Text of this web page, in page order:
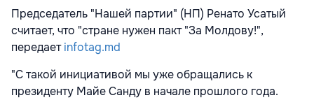
Председатель "Нашей партии" (НП) Ренато Усатый
считает, что "стране нужен пакт "За Молдову!",
передаетinfotag.md
"С такой инициативой мы уже обращались к
президенту Майе Санду в начале прошлого года.